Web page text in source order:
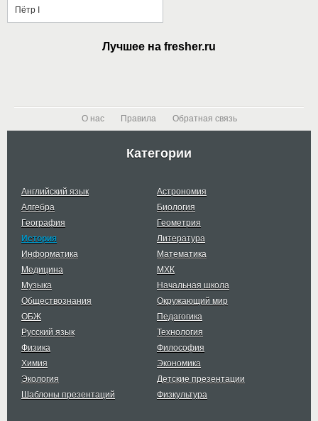
Пётр I
Лучшее на fresher.ru
О нас Правила Обратная связь
Категории
Английский язык
Астрономия
Алгебра
Биология
География
Геометрия
История
Литература
Информатика
Математика
Медицина
МХК
Музыка
Начальная школа
Обществознания
Окружающий мир
ОБЖ
Педагогика
Русский язык
Технология
Физика
Философия
Химия
Экономика
Экология
Детские презентации
Шаблоны презентаций
Физкультура